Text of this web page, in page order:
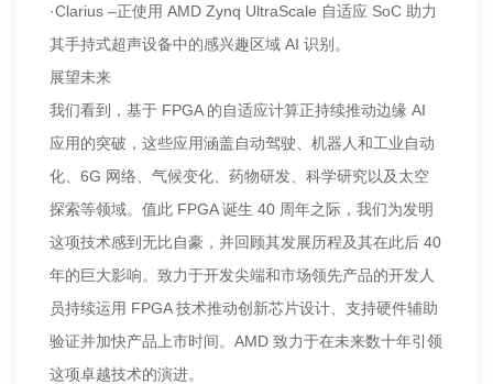
·Clarius –正使用 AMD Zynq UltraScale 自适应 SoC 助力
其手持式超声设备中的感兴趣区域 AI 识别。
展望未来
我们看到，基于 FPGA 的自适应计算正持续推动边缘 AI
应用的突破，这些应用涵盖自动驾驶、机器人和工业自动
化、6G 网络、气候变化、药物研发、科学研究以及太空
探索等领域。值此 FPGA 诞生 40 周年之际，我们为发明
这项技术感到无比自豪，并回顾其发展历程及其在此后 40
年的巨大影响。致力于开发尖端和市场领先产品的开发人
员持续运用 FPGA 技术推动创新芯片设计、支持硬件辅助
验证并加快产品上市时间。AMD 致力于在未来数十年引领
这项卓越技术的演进。